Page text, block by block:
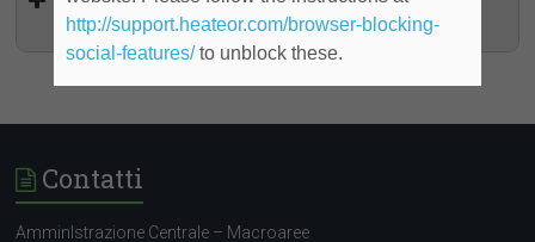
Tempo indeterminato (Amburgo)
Contatti
AmminIstrazione Centrale – Macroaree
http://support.heateor.com/browser-blocking-
social-features/to unblock these.